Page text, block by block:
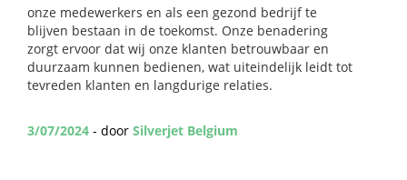
onze medewerkers en als een gezond bedrijf te
blijven bestaan in de toekomst. Onze benadering
zorgt ervoor dat wij onze klanten betrouwbaar en
duurzaam kunnen bedienen, wat uiteindelijk leidt tot
tevreden klanten en langdurige relaties.
3/07/2024 - door Silverjet Belgium